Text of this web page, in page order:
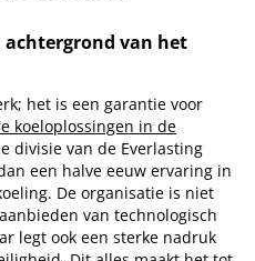
achtergrond van het
het is een garantie voor
koeloplossingen in de
divisie van de Everlasting
een halve eeuw ervaring in
De organisatie is niet
van technologisch
legt ook een sterke nadruk